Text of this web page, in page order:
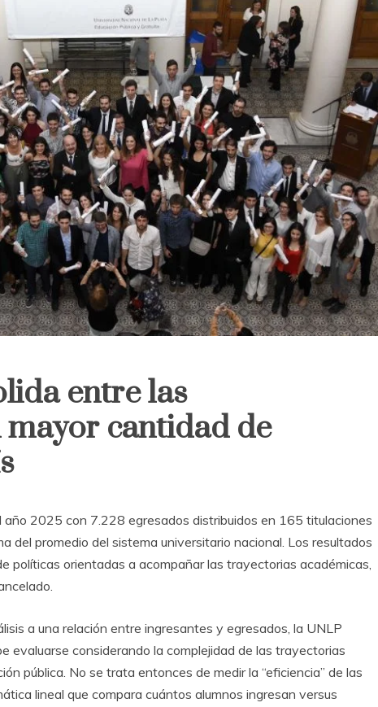
entre las
cantidad de
2025 con 7.228 egresados distribuidos en 165 titulaciones
del promedio del sistema universitario nacional. Los resultados
políticas orientadas a acompañar las trayectorias académicas,
a una relación entre ingresantes y egresados, la UNLP
evaluarse considerando la complejidad de las trayectorias
pública. No se trata entonces de medir la “eficiencia” de las
lineal que compara cuántos alumnos ingresan versus